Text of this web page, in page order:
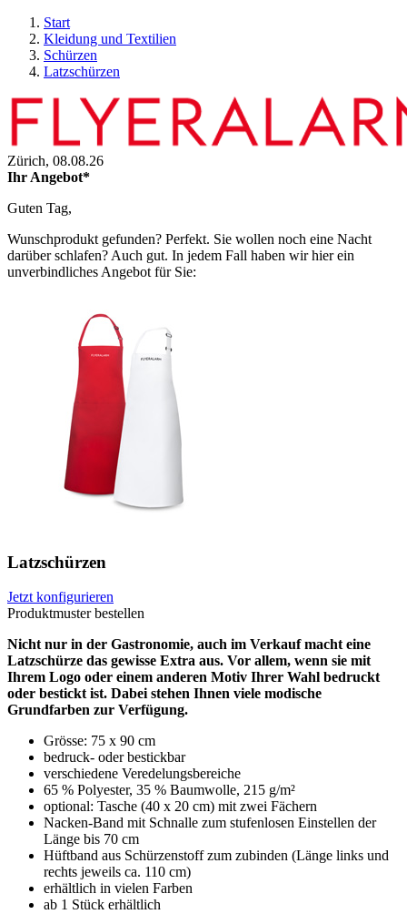
Start
Kleidung und Textilien
Schürzen
Latzschürzen
Zürich, 08.08.26
Ihr Angebot*
Guten Tag,
Wunschprodukt gefunden? Perfekt. Sie wollen noch eine Nacht
darüber schlafen? Auch gut. In jedem Fall haben wir hier ein
unverbindliches Angebot für Sie:
Latzschürzen
Jetzt konfigurieren
Produktmuster bestellen
Nicht nur in der Gastronomie, auch im Verkauf macht eine
Latzschürze das gewisse Extra aus. Vor allem, wenn sie mit
Ihrem Logo oder einem anderen Motiv Ihrer Wahl bedruckt
oder bestickt ist. Dabei stehen Ihnen viele modische
Grundfarben zur Verfügung.
Grösse: 75 x 90 cm
bedruck- oder bestickbar
verschiedene Veredelungsbereiche
65 % Polyester, 35 % Baumwolle, 215 g/m²
optional: Tasche (40 x 20 cm) mit zwei Fächern
Nacken-Band mit Schnalle zum stufenlosen Einstellen der
Länge bis 70 cm
Hüftband aus Schürzenstoff zum zubinden (Länge links und
rechts jeweils ca. 110 cm)
erhältlich in vielen Farben
ab 1 Stück erhältlich